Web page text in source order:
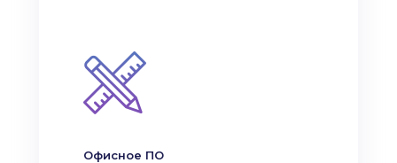
Офисное ПО